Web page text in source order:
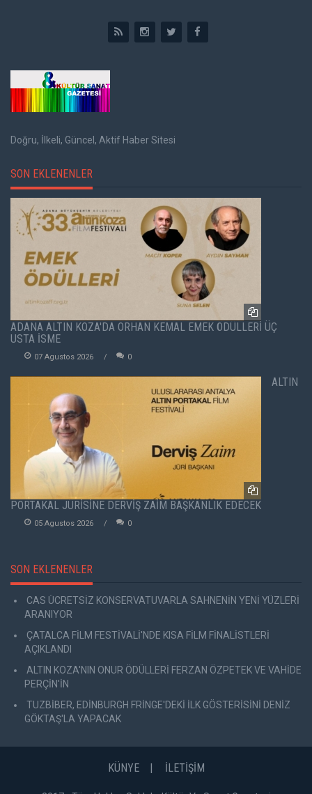
Doğru, İlkeli, Güncel, Aktif Haber Sitesi
SON EKLENENLER
ADANA ALTIN KOZA'DA ORHAN KEMAL EMEK ÖDÜLLERİ ÜÇ
USTA İSME
07 Agustos 2026 0
ALTIN
PORTAKAL JÜRİSİNE DERVİŞ ZAİM BAŞKANLIK EDECEK
05 Agustos 2026 0
SON EKLENENLER
CAS ÜCRETSİZ KONSERVATUVARLA SAHNENİN YENİ YÜZLERİ
ARANIYOR
ÇATALCA FİLM FESTİVALİ'NDE KISA FİLM FİNALİSTLERİ
AÇIKLANDI
ALTIN KOZA'NIN ONUR ÖDÜLLERİ FERZAN ÖZPETEK VE VAHİDE
PERÇİN'İN
TUZBİBER, EDİNBURGH FRİNGE'DEKİ İLK GÖSTERİSİNİ DENİZ
GÖKTAŞ'LA YAPACAK
KÜNYE İLETİŞİM